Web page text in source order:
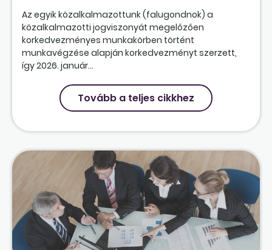
Az egyik közalkalmazottunk (falugondnok) a
közalkalmazotti jogviszonyát megelőzően
korkedvezményes munkakörben történt
munkavégzése alapján korkedvezményt szerzett,
így 2026. január...
Tovább a teljes cikkhez